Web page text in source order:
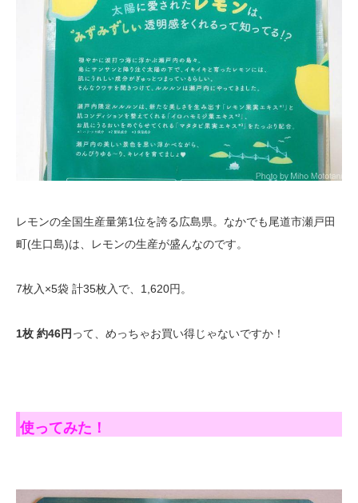
レモンの全国生産量第1位を誇る広島県。なかでも尾道市瀬戸田
町(生口島)は、レモンの生産が盛んなのです。
7枚入×5袋 計35枚入で、1,620円。
1枚 約46円 って、めっちゃお買い得じゃないですか！
使ってみた！